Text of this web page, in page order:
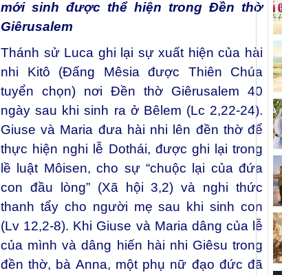
mới sinh được thể hiện trong Đền thờ
Giêrusalem
Thánh sử Luca ghi lại sự xuất hiện của hài
nhi Kitô (Đấng Mêsia được Thiên Chúa
tuyển chọn) nơi Đền thờ Giêrusalem 40
ngày sau khi sinh ra ở Bêlem (Lc 2,22-24).
Giuse và Maria đưa hài nhi lên đền thờ để
thực hiện nghi lễ Dothái, được ghi lại trong
lề luật Môisen, cho sự “chuộc lại của đứa
con đầu lòng” (Xã hội 3,2) và nghi thức
thanh tẩy cho người mẹ sau khi sinh con
(Lv 12,2-8). Khi Giuse và Maria dâng của lễ
của mình và dâng hiến hài nhi Giêsu trong
đền thờ, bà Anna, một phụ nữ đạo đức đã